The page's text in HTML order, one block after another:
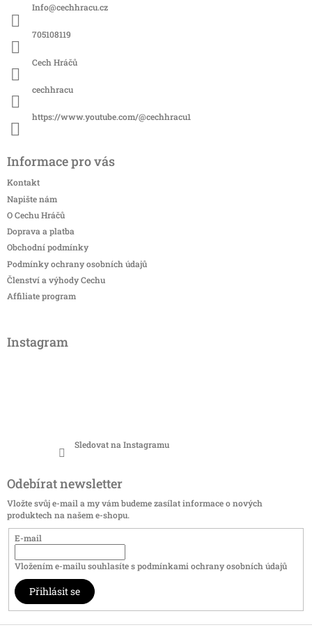
Info@cechhracu.cz
705108119
Cech Hráčů
cechhracu
https://www.youtube.com/@cechhracu1
Informace pro vás
Kontakt
Napište nám
O Cechu Hráčů
Doprava a platba
Obchodní podmínky
Podmínky ochrany osobních údajů
Členství a výhody Cechu
Affiliate program
Instagram
Sledovat na Instagramu
Odebírat newsletter
Vložte svůj e-mail a my vám budeme zasílat informace o nových
produktech na našem e-shopu.
E-mail
Vložením e-mailu souhlasíte spodmínkami ochrany osobních údajů
Přihlásit se